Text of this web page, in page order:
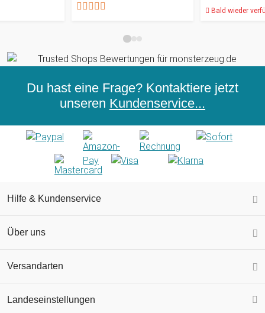
Bald wieder
Du hast eine Frage? Kontaktiere jetzt
unseren Kundenservice...
Hilfe & Kundenservice
Über uns
Versandarten
Landeseinstellungen